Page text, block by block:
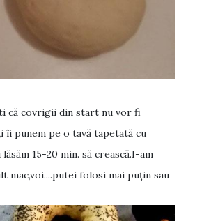
că covrigii din start nu vor fi
îi punem pe o tavă tapetată cu
15-20 min. să crească.I-am
mac,voi....putei folosi mai puţin sau